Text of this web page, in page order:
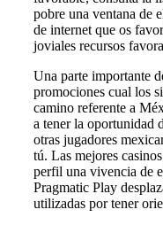
pobre una ventana de
de internet que os
joviales recursos
Una parte importante
promociones cual los
camino referente a
a tener la oportunidad
otras jugadores
tú. Las mejores
perfil una vivencia de
Pragmatic Play
utilizadas por tener